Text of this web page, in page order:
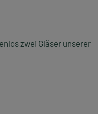
zwei Gläser unserer